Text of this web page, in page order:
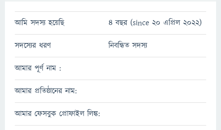
আমি সদস্য হয়েছি 4 বছর (since 20 এপ্রিল 2022)
সদস্যের ধরণ নিবন্ধিত সদস্য
আমার পূর্ণ নাম :
আমার প্রতিষ্ঠানের নাম:
আমার ফেসবুক প্রোফাইল লিঙ্ক: